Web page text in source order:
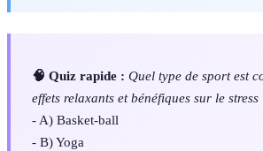
🧠 Quiz rapide : Quel type de sport est
effets relaxants et bénéfiques sur le stress
- A) Basket-ball
- B) Yoga